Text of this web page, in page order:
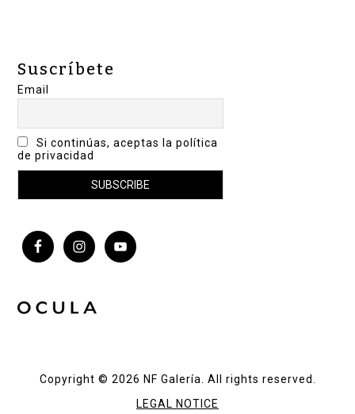
Suscríbete
Email
Si continúas, aceptas la política
de privacidad
Copyright © 2026 NF Galería. All rights reserved.
LEGAL NOTICE